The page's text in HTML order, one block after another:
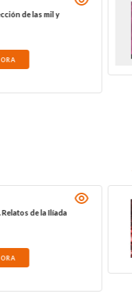
de las mil y
de la Ilíada